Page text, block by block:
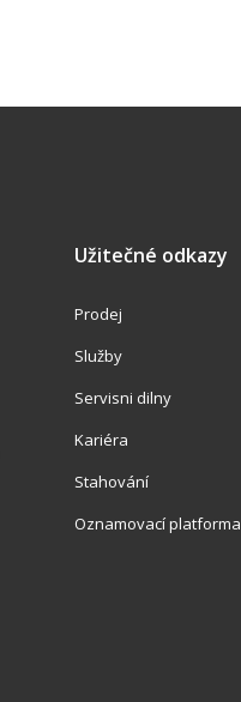
Užitečné odkazy
Prodej
Služby
Servisni dilny
Kariéra
Stahování
Oznamovací platforma